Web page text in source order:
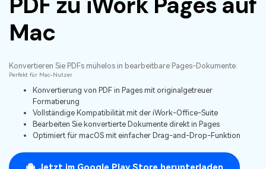
Lösungen
Presseraum
Support
Mobile App
PDFelement für iPhone/iPad
PDFelement für Android
Benutzer im Bildungswesen
PDF kommentieren
PDF erstellen
PDF kombinieren
Ressourcen
How-Tos
Mac-Software
Business
KMU von 1-10p
10p+ Unternehmen
Jetzt kaufen Anmelden
Mac
Konvertieren Sie PDFs mühelos in bearbeitbare Pages-Dokumente.
Perfekt für Mac-Nutzer
Konvertierung von PDF in Pages mit originalgetreuer
Formatierung
Vollständige Kompatibilität mit der iWork-Office-Suite
Bearbeiten Sie konvertierte Dokumente direkt in Pages
Optimiert für macOS mit einfacher Drag-and-Drop-Funktion